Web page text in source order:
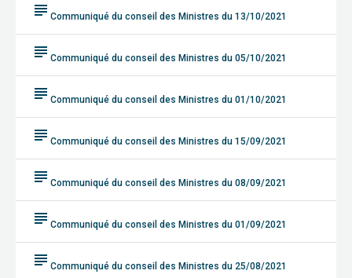
subject Communiqué du conseil des Ministres du 13/10/2021
subject Communiqué du conseil des Ministres du 05/10/2021
subject Communiqué du conseil des Ministres du 01/10/2021
subject Communiqué du conseil des Ministres du 15/09/2021
subject Communiqué du conseil des Ministres du 08/09/2021
subject Communiqué du conseil des Ministres du 01/09/2021
subject Communiqué du conseil des Ministres du 25/08/2021